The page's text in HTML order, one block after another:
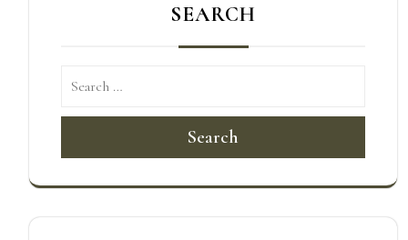
SEARCH
Search